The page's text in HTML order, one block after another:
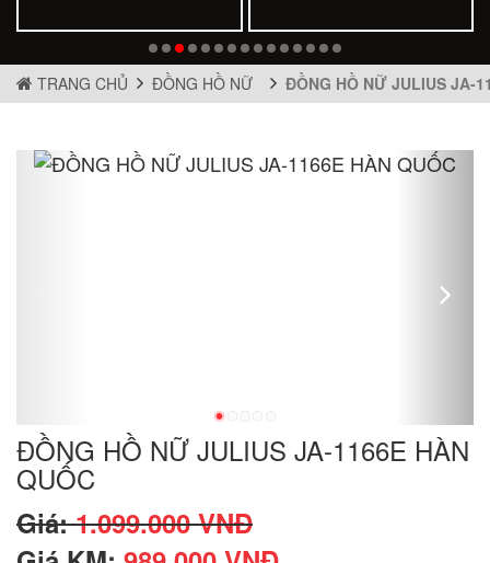
TRANG CHỦ ĐỒNG HỒ NỮ ĐỒNG HỒ NỮ JULIUS JA-
ĐỒNG HỒ NỮ JULIUS JA-1166E HÀN
QUỐC
Giá:1.099.000 VNĐ